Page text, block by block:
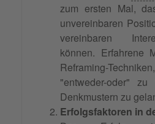
zum ersten Mal,
unvereinbaren
vereinbaren
können. Erfahrene
Reframing-
"entweder-oder" zu
Denkmustern zu
Erfolgsfaktoren in